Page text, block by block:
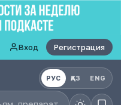
Вход Регистрация
РУС ҚАЗ ENG